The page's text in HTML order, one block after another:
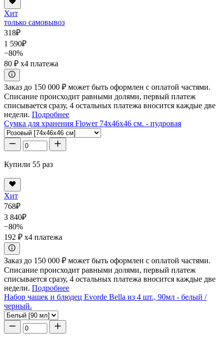
Хит
только самовывоз
318₽
1 590₽
−80%
80 ₽ x4 платежа
Заказ до 150 000 ₽ может быть оформлен с оплатой частями.
Списание происходит равными долями, первый платеж
списывается сразу, 4 остальных платежа вносится каждые две
недели. Подробнее
Сумка для хранения Flower 74x46x46 см. - пудровая
Купили 55 раз
Хит
768₽
3 840₽
−80%
192 ₽ x4 платежа
Заказ до 150 000 ₽ может быть оформлен с оплатой частями.
Списание происходит равными долями, первый платеж
списывается сразу, 4 остальных платежа вносится каждые две
недели. Подробнее
Набор чашек и блюдец Evorde Bella из 4 шт., 90мл - белый /
черный.